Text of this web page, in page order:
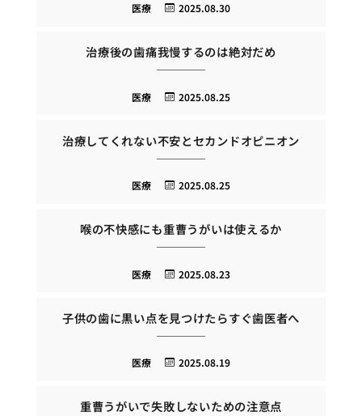
2025.08.30
医療
治療後の歯痛我慢するのは絶対だめ
2025.08.25
医療
治療してくれない不安とセカンドオピニオン
2025.08.25
医療
喉の不快感にも重曹うがいは使えるか
2025.08.23
医療
子供の歯に黒い点を見つけたらすぐ歯医者へ
2025.08.19
医療
重曹うがいで失敗しないための注意点